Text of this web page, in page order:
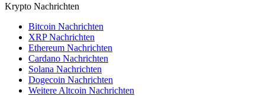
Krypto Nachrichten
Bitcoin Nachrichten
XRP Nachrichten
Ethereum Nachrichten
Cardano Nachrichten
Solana Nachrichten
Dogecoin Nachrichten
Weitere Altcoin Nachrichten